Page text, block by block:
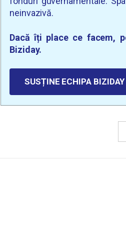
neinvazivă.
Dacă îți place ce facem,
Biziday.
SUSȚINE ECHIPA BIZIDAY